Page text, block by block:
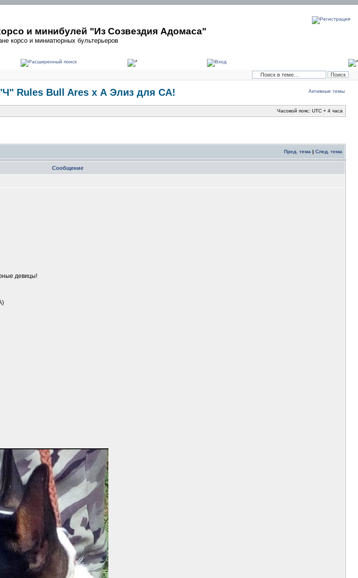
и минибулей "Из Созвездия Адомаса"
корсо и миниатюрных бультерьеров
Rules Bull Ares х А Элиз для СА! Активные темы
Часовой пояс: UTC + 4 часа
Пред. тема | След. тема
Сообщение
девицы!